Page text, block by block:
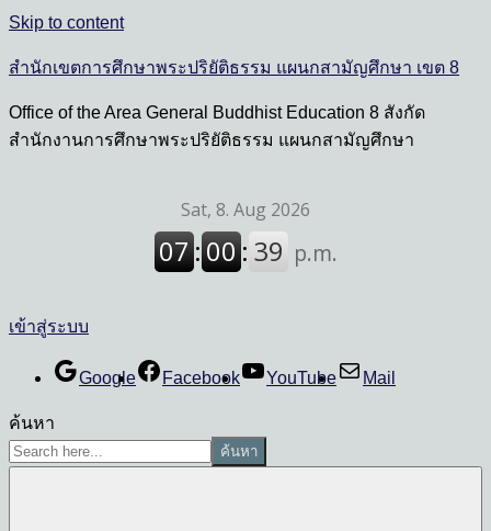
Skip to content
สำนักเขตการศึกษาพระปริยัติธรรม แผนกสามัญศึกษา เขต 8
Office of the Area General Buddhist Education 8 สังกัด
สำนักงานการศึกษาพระปริยัติธรรม แผนกสามัญศึกษา
เข้าสู่ระบบ
Google Facebook YouTube Mail
ค้นหา
ค้นหา